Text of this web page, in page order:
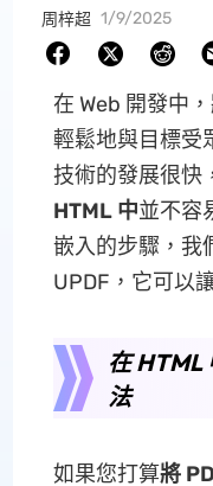
周梓超 1/9/2025
在 Web 開發中
輕鬆地與目標受
技術的發展很快
HTML 中並不容
嵌入的步驟，我
UPDF，它可以
在 HTML
法
如果您打算將